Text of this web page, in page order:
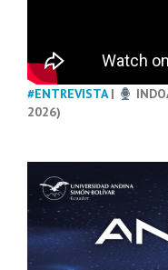
#ENTREVISTA|
2026)